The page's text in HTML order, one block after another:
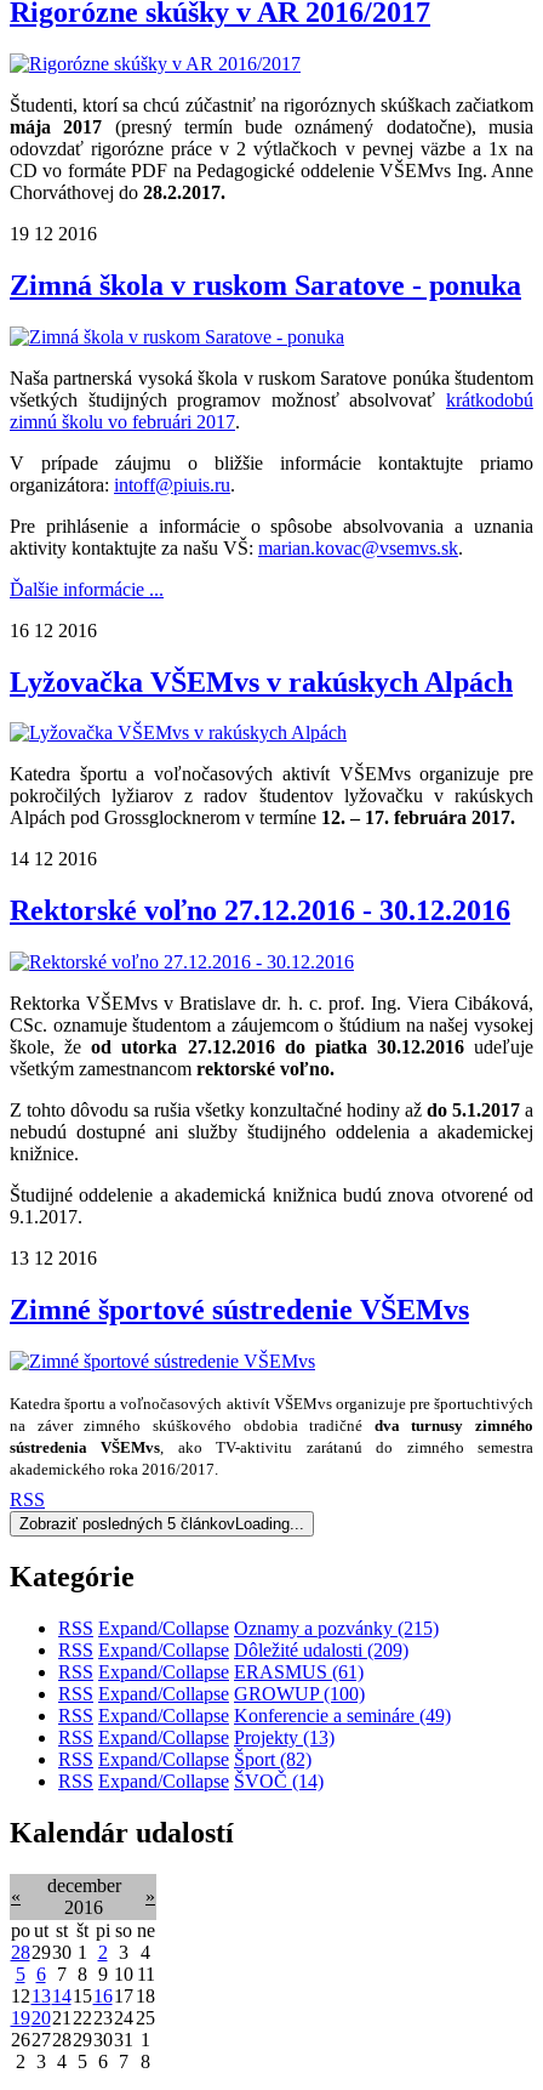
Rigorózne skúšky v AR 2016/2017
Študenti, ktorí sa chcú zúčastniť na rigoróznych skúškach začiatkom
mája 2017 (presný termín bude oznámený dodatočne), musia
odovzdať rigorózne práce v 2 výtlačkoch v pevnej väzbe a 1x na
CD vo formáte PDF na Pedagogické oddelenie VŠEMvs Ing. Anne
Chorváthovej do 28.2.2017.
19 12 2016
Zimná škola v ruskom Saratove - ponuka
Naša partnerská vysoká škola v ruskom Saratove ponúka študentom
všetkých študijných programov možnosť absolvovať krátkodobú
zimnú školu vo februári 2017.
V prípade záujmu o bližšie informácie kontaktujte priamo
organizátora: intoff@piuis.ru.
Pre prihlásenie a informácie o spôsobe absolvovania a uznania
aktivity kontaktujte za našu VŠ: marian.kovac@vsemvs.sk.
Ďalšie informácie ...
16 12 2016
Lyžovačka VŠEMvs v rakúskych Alpách
Katedra športu a voľnočasových aktivít VŠEMvs organizuje pre
pokročilých lyžiarov z radov študentov lyžovačku v rakúskych
Alpách pod Grossglocknerom v termíne 12. – 17. februára 2017.
14 12 2016
Rektorské voľno 27.12.2016 - 30.12.2016
Rektorka VŠEMvs v Bratislave dr. h. c. prof. Ing. Viera Cibáková,
CSc. oznamuje študentom a záujemcom o štúdium na našej vysokej
škole, žeod utorka 27.12.2016 do piatka 30.12.2016udeľuje
všetkým zamestnancom rektorské voľno.
Z tohto dôvodu sa rušia všetky konzultačné hodiny až do 5.1.2017 a
nebudú dostupné ani služby študijného oddelenia a akademickej
knižnice.
Študijné oddelenie a akademická knižnica budú znova otvorené od
9.1.2017.
13 12 2016
Zimné športové sústredenie VŠEMvs
Katedra športu a voľnočasových aktivít VŠEMvsorganizuje pre športuchtivých
na záver zimného skúškového obdobia tradičné dva turnusy zimného
sústredenia VŠEMvs, ako TV-aktivitu zarátanú do zimného semestra
akademického roka 2016/2017.
RSS
Zobraziť posledných 5 článkovLoading...
Kategórie
RSS Expand/Collapse Oznamy a pozvánky (215)
RSS Expand/Collapse Dôležité udalosti (209)
RSS Expand/Collapse ERASMUS (61)
RSS Expand/Collapse GROWUP(100)
RSS Expand/Collapse Konferencie a semináre (49)
RSS Expand/Collapse Projekty (13)
RSS Expand/Collapse Šport (82)
RSS Expand/Collapse ŠVOČ (14)
Kalendár udalostí
«
december
2016
»
po ut st št pi so ne
282930 1 2 3 4
5 6 7 8 9 10 11
12131415161718
192021 22232425
262728293031 1
2 3 4 5 6 7 8